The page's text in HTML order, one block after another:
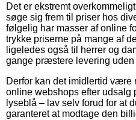
Det er ekstremt
søge sig frem til priser hos
følgelig har masser af online
trykke priserne på mange af
ligeledes også til herrer og
gange præstere levering uden
Derfor kan det imidlertid være
online webshops efter udsalg
lyseblå – lav selv forud for at
garanteret at modtage den